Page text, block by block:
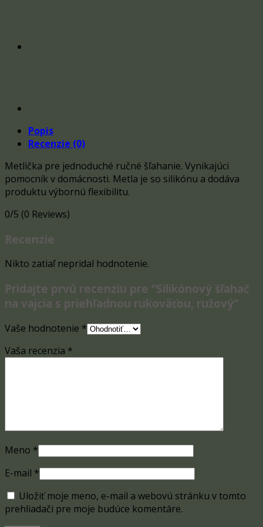
ružový
Popis
Recenzie (0)
Metlička pre jednoduché ručné šľahanie. Vynikajúci
pomocník v domácnosti. Metla je so silikónu a dodáva
produktu výbornú flexibilitu.
0/5 (0 Reviews)
Recenzie
Nikto zatiaľ nepridal hodnotenie.
Pridajte prvú recenziu pre “Silikónový šľahač
na vajcia s priehľadnou rukoväťou, ružový”
Vaše hodnotenie *
Vaša recenzia *
Meno *
E-mail *
Uložiť moje meno, e-mail a webovú stránku v tomto
prehliadači pre moje budúce komentáre.